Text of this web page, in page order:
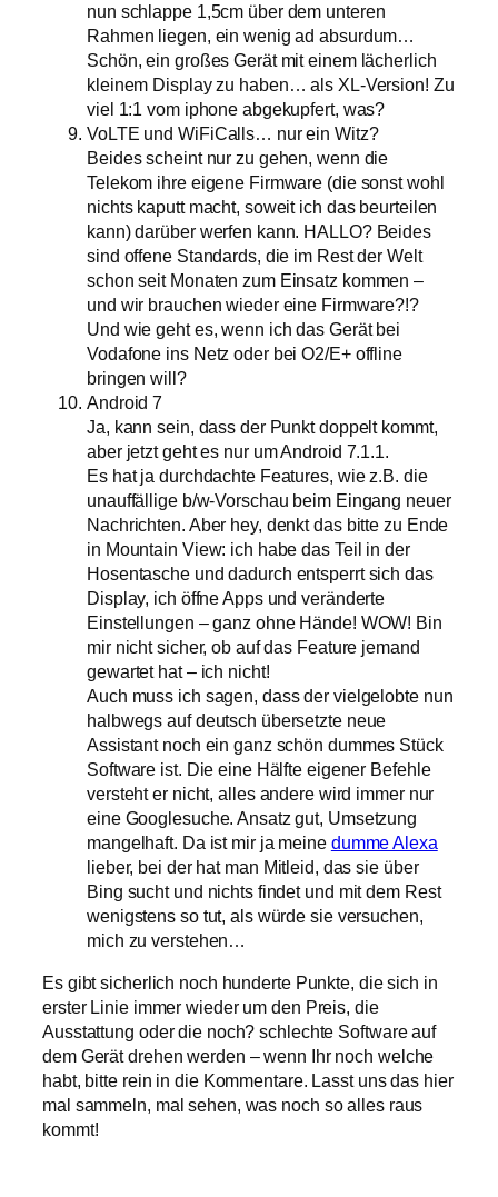
nun schlappe 1,5cm über dem unteren
Rahmen liegen, ein wenig ad absurdum…
Schön, ein großes Gerät mit einem lächerlich
kleinem Display zu haben… als XL-Version! Zu
viel 1:1 vom iphone abgekupfert, was?
VoLTE und WiFiCalls… nur ein Witz?
Beides scheint nur zu gehen, wenn die
Telekom ihre eigene Firmware (die sonst wohl
nichts kaputt macht, soweit ich das beurteilen
kann) darüber werfen kann. HALLO? Beides
sind offene Standards, die im Rest der Welt
schon seit Monaten zum Einsatz kommen –
und wir brauchen wieder eine Firmware?!?
Und wie geht es, wenn ich das Gerät bei
Vodafone ins Netz oder bei O2/E+ offline
bringen will?
Android 7
Ja, kann sein, dass der Punkt doppelt kommt,
aber jetzt geht es nur um Android 7.1.1.
Es hat ja durchdachte Features, wie z.B. die
unauffällige b/w-Vorschau beim Eingang neuer
Nachrichten. Aber hey, denkt das bitte zu Ende
in Mountain View: ich habe das Teil in der
Hosentasche und dadurch entsperrt sich das
Display, ich öffne Apps und veränderte
Einstellungen – ganz ohne Hände! WOW! Bin
mir nicht sicher, ob auf das Feature jemand
gewartet hat – ich nicht!
Auch muss ich sagen, dass der vielgelobte nun
halbwegs auf deutsch übersetzte neue
Assistant noch ein ganz schön dummes Stück
Software ist. Die eine Hälfte eigener Befehle
versteht er nicht, alles andere wird immer nur
eine Googlesuche. Ansatz gut, Umsetzung
mangelhaft. Da ist mir ja meine dumme Alexa
lieber, bei der hat man Mitleid, das sie über
Bing sucht und nichts findet und mit dem Rest
wenigstens so tut, als würde sie versuchen,
mich zu verstehen…
Es gibt sicherlich noch hunderte Punkte, die sich in
erster Linie immer wieder um den Preis, die
Ausstattung oder die noch? schlechte Software auf
dem Gerät drehen werden – wenn Ihr noch welche
habt, bitte rein in die Kommentare. Lasst uns das hier
mal sammeln, mal sehen, was noch so alles raus
kommt!